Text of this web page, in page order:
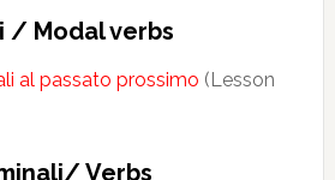
/ Modal verbs
al passato prossimo (Lesson
Verbs